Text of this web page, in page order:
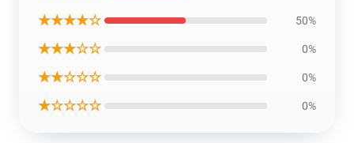
★★★★☆ 50%
★★★☆☆ 0%
★★☆☆☆ 0%
★☆☆☆☆ 0%